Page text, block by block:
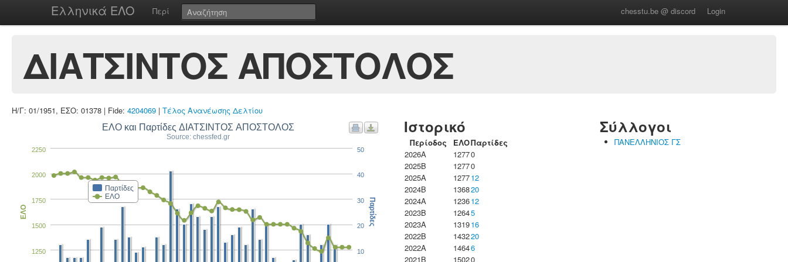
Ελληνικά ΕΛΟ Περί chesstu.be @ discord Login
ΔΙΑΤΣΙΝΤΟΣ ΑΠΟΣΤΟΛΟΣ
Η/Γ: 01/1951, ΕΣΟ: 01378 | Fide: 4204069 | Τέλος Ανανέωσης Δελτίου
ΕΛΟ και Παρτίδες ΔΙΑΤΣΙΝΤΟΣ ΑΠΟΣΤΟΛΟΣ
Source: chessfed.gr
Παρτίδες
ΕΛΟ
2000
1250
1500
1750
2250
ΕΛΟ
10
20
30
40
50
Παρτίδες
Ιστορικό
Περίοδος ΕΛΟΠαρτίδες
2026A
12770
2025B
12770
2025A
127712
2024B
136820
2024A
123612
2023B
12645
2023Α
131916
2022B
143220
2022A
14646
2021B
15020
Σύλλογοι
ΠΑΝΕΛΛΗΝΙΟΣ ΓΣ